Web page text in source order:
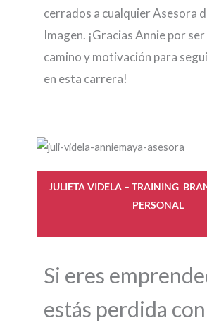
cerrados a cualquier Asesora
Imagen. ¡Gracias Annie por
camino y motivación para
en esta carrera!
Si eres
estás perdida
JULIETA VIDELA – TRAINING
PERSONAL